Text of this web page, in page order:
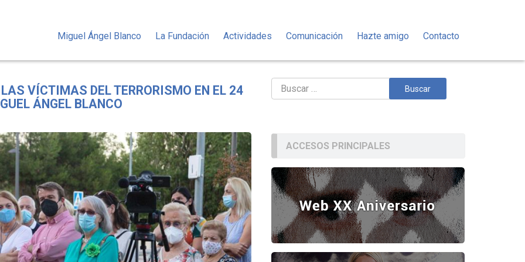
Miguel Ángel Blanco La Fundación Actividades Comunicación Hazte amigo Contacto
VÍCTIMAS DEL TERRORISMO EN EL 24
ÁNGEL BLANCO
Buscar:
ACCESOS PRINCIPALES